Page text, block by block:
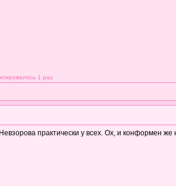
1 раз
практически у всех. Ох, и конформен